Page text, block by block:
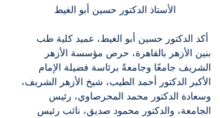
الأستاذ الدكتور حسين أبو الغيط
أكد الدكتور حسين أبو الغيط، عميد كلية طب
بنين الأزهر بالقاهرة، حرص مؤسسة الأزهر
الشريف جامعًا وجامعةً برئاسة فضيلة الإمام
الأكبر الدكتور أحمد الطيب، شيخ الأزهر الشريف،
وسعادة الدكتور محمد المحرصاوي، رئيس
الجامعة، والدكتور محمود صديق، نائب رئيس